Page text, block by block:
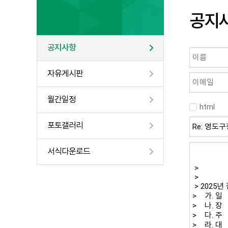
공지사항
자유게시판
월간일정
포토갤러리
서식다운로드
공지
html